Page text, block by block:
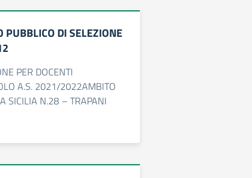
PUBBLICO DI SELEZIONE
PER DOCENTI
A.S. 2021/2022AMBITO
SICILIA N.28 – TRAPANI